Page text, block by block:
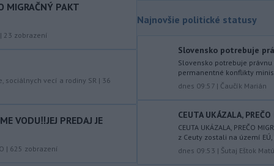
hydrometeorologický ústav (SHMÚ) na
pred silným vetrom.
Japonsko nariadilo evakuáciu
približne 260.000 obyvateľov
tajfúnu Dolphin, ktorý sa k tomuto
regiónu pomaly približuje. Úrady
zároveň v piatok zrušili viac ako 500
MIGRAČNÝ PAKT
| 23 zobrazení
sociálnych vecí a rodiny SR | 36
VODU‼️JEJ PREDAJ JE
| 625 zobrazení
Najnovšie politické statusy
Slovensko potrebuje
Slovensko potrebuje
permanentné konflikty
dnes 09:57 | Čaučík Marián
CEUTA UKÁZALA,
CEUTA UKÁZALA, PREČO
z Ceuty zostali na území
dnes 09:53 | Šutaj Eštok